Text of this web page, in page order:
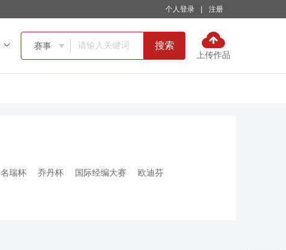
个人登录 注册
 赛事  搜索
上传作品
名瑞杯 乔丹杯 国际经编大赛 欧迪芬